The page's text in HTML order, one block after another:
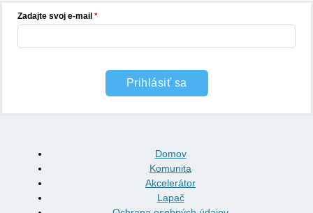
Zadajte svoj e-mail
Prihlásiť sa
Domov
Komunita
Akcelerátor
Lapač